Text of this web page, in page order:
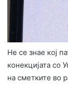
Не се знае кој
конекцијата со
на сметките во